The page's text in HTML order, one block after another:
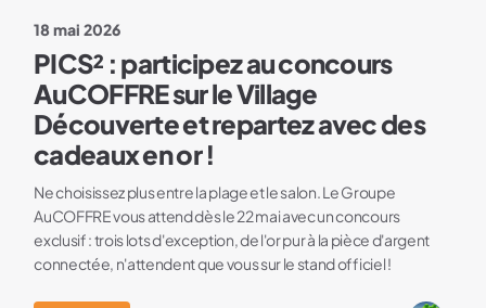
18 mai 2026
PICS² : participez au concours
AuCOFFRE sur le Village
Découverte et repartez avec des
cadeaux en or !
Ne choisissez plus entre la plage et le salon. Le Groupe
AuCOFFRE vous attend dès le 22 mai avec un concours
exclusif : trois lots d'exception, de l'or pur à la pièce d'argent
connectée, n'attendent que vous sur le stand officiel !